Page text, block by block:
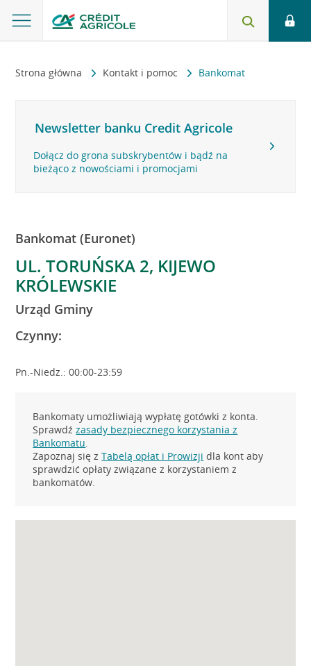
Strona główna Kontakt i pomoc Bankomat
Newsletter banku Credit Agricole
Dołącz do grona subskrybentów i bądź na
bieżąco z nowościami i promocjami
Bankomat (Euronet)
UL. TORUŃSKA 2, KIJEWO
KRÓLEWSKIE
Urząd Gminy
Czynny:
Pn.-Niedz.: 00:00-23:59
Bankomaty umożliwiają wypłatę gotówki z konta.
Sprawdźzasady bezpiecznego korzystania z
Bankomatu.
Zapoznaj się zTabelą opłat i Prowizji dla kont aby
sprawdzić opłaty związane z korzystaniem z
bankomatów.